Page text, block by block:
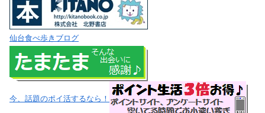
仙台食べ歩きブログ
今、話題のポイ活するなら！